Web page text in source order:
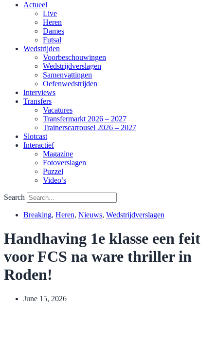
Actueel
Live
Heren
Dames
Futsal
Wedstrijden
Voorbeschouwingen
Wedstrijdverslagen
Samenvattingen
Oefenwedstrijden
Interviews
Transfers
Vacatures
Transfermarkt 2026 – 2027
Trainerscarrousel 2026 – 2027
Slotcast
Interactief
Magazine
Fotoverslagen
Puzzel
Video’s
Search
Breaking, Heren, Nieuws, Wedstrijdverslagen
Handhaving 1e klasse een feit
voor FCS na ware thriller in
Roden!
June 15, 2026